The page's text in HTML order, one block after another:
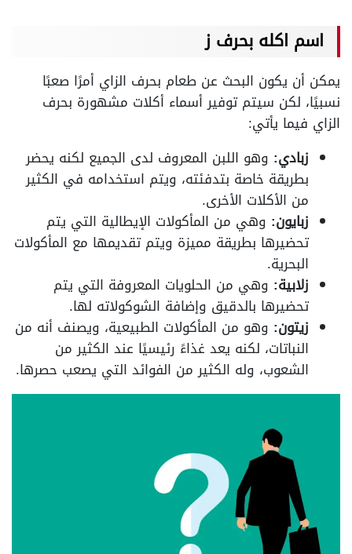
اسم اكله بحرف ز
يمكن أن يكون البحث عن طعام بحرف الزاي أمرًا صعبًا
نسبيًا، لكن سيتم توفير أسماء أكلات مشهورة بحرف
الزاي فيما يأتي:
زبادي: وهو اللبن المعروف لدى الجميع لكنه يحضر
بطريقة خاصة بتدفئته، ويتم استخدامه في الكثير
من الأكلات الأخرى.
زبايون: وهي من المأكولات الإيطالية التي يتم
تحضيرها بطريقة مميزة ويتم تقديمها مع المأكولات
البحرية.
زلابية: وهي من الحلويات المعروفة التي يتم
تحضيرها بالدقيق وإضافة الشوكولاته لها.
زيتون: وهو من المأكولات الطبيعية، ويصنف أنه من
النباتات، لكنه يعد غذاءً رئيسيًا عند الكثير من
الشعوب، وله الكثير من الفوائد التي يصعب حصرها.